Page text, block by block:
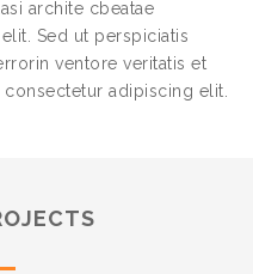
archite cbeatae
Sed ut perspiciatis
ventore veritatis et
adipiscing elit.